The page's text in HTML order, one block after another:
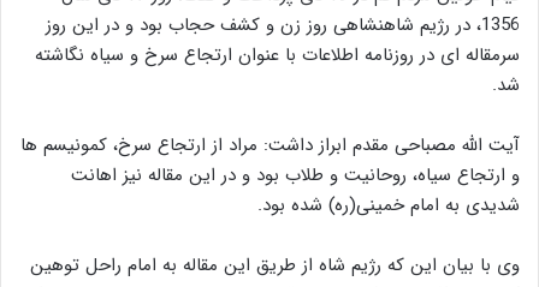
1356، در رژیم شاهنشاهی روز زن و کشف حجاب بود و در این روز
سرمقاله ­ای در روزنامه اطلاعات با عنوان ارتجاع سرخ و سیاه نگاشته
شد.
آیت الله مصباحی مقدم ابراز داشت: مراد از ارتجاع سرخ، کمونیسم ها
و ارتجاع سیاه، روحانیت و طلاب بود و در این مقاله نیز اهانت
شدیدی به امام خمینی(ره) شده بود.
وی با بیان این که رژیم شاه از طریق این مقاله به امام راحل توهین